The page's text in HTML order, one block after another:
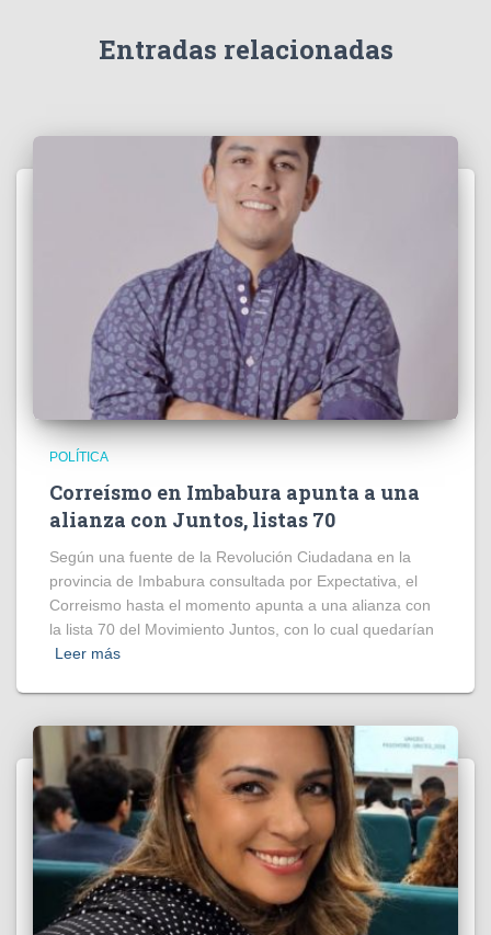
Entradas relacionadas
POLÍTICA
Correísmo en Imbabura apunta a una
alianza con Juntos, listas 70
Según una fuente de la Revolución Ciudadana en la
provincia de Imbabura consultada por Expectativa, el
Correismo hasta el momento apunta a una alianza con
la lista 70 del Movimiento Juntos, con lo cual quedarían
Leer más